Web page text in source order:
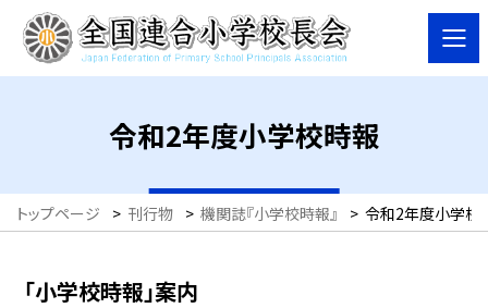
令和2年度小学校時報
トップページ > 刊行物 > 機関誌『小学校時報』 > 令和2年度小学校
「小学校時報」案内